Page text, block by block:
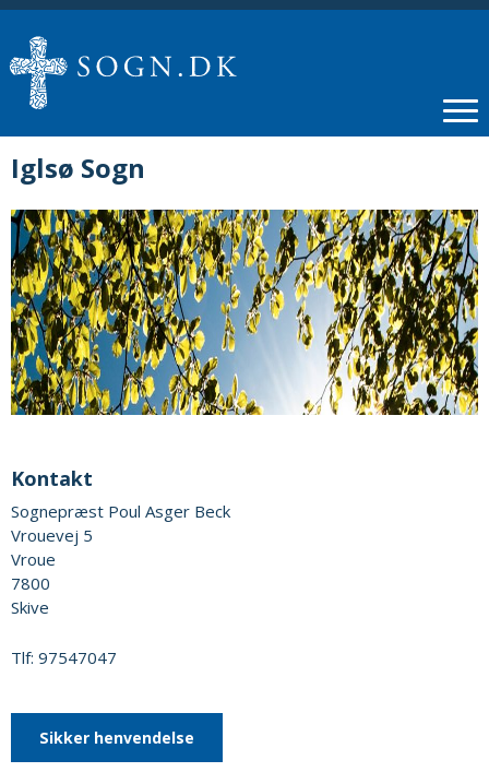
Iglsø Sogn
Kontakt
Sognepræst Poul Asger Beck
Vrouevej 5
Vroue
7800
Skive
Tlf: 97547047
Sikker henvendelse